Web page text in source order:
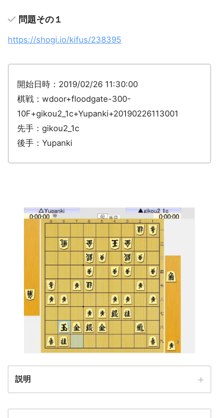
問題その１
https://shogi.io/kifus/238395
開始日時：2019/02/26 11:30:00
棋戦：wdoor+floodgate-300-
10F+gikou2_1c+Yupanki+20190226113001
先手：gikou2_1c
後手：Yupanki
説明